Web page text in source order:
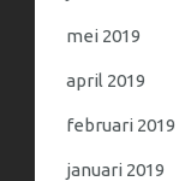
mei 2019
april 2019
februari 2019
januari 2019